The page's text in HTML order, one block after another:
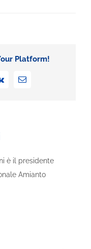
Platform!
Email
è il presidente
Amianto